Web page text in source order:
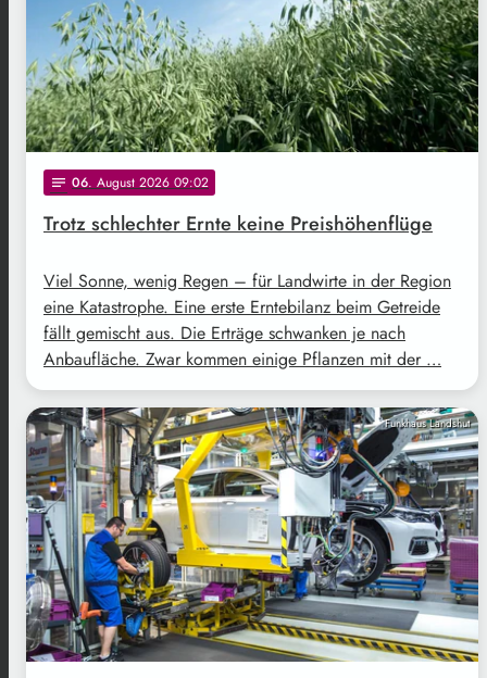
notes 06. August 2026 09:02
Trotz schlechter Ernte keine Preishöhenflüge
Viel Sonne, wenig Regen – für Landwirte in der Region
eine Katastrophe. Eine erste Erntebilanz beim Getreide
fällt gemischt aus. Die Erträge schwanken je nach
Anbaufläche. Zwar kommen einige Pflanzen mit der …
Funkhaus Landshut